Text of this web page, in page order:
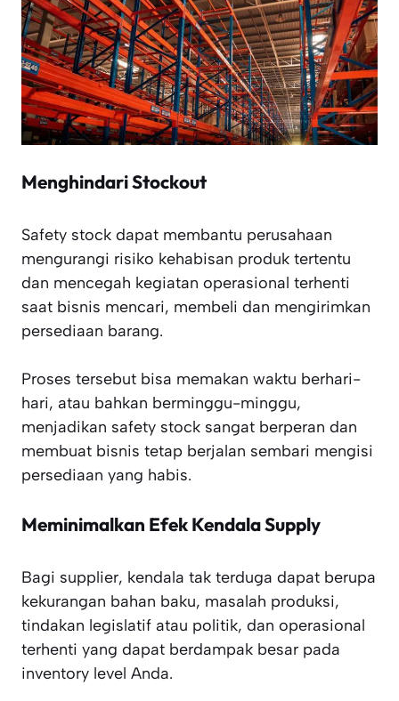
Menghindari Stockout
Safety stock dapat membantu perusahaan
mengurangi risiko kehabisan produk tertentu
dan mencegah kegiatan operasional terhenti
saat bisnis mencari, membeli dan mengirimkan
persediaan barang.
Proses tersebut bisa memakan waktu berhari-
hari, atau bahkan berminggu-minggu,
menjadikan safety stock sangat berperan dan
membuat bisnis tetap berjalan sembari mengisi
persediaan yang habis.
Meminimalkan Efek Kendala Supply
Bagi supplier, kendala tak terduga dapat berupa
kekurangan bahan baku, masalah produksi,
tindakan legislatif atau politik, dan operasional
terhenti yang dapat berdampak besar pada
inventory level Anda.